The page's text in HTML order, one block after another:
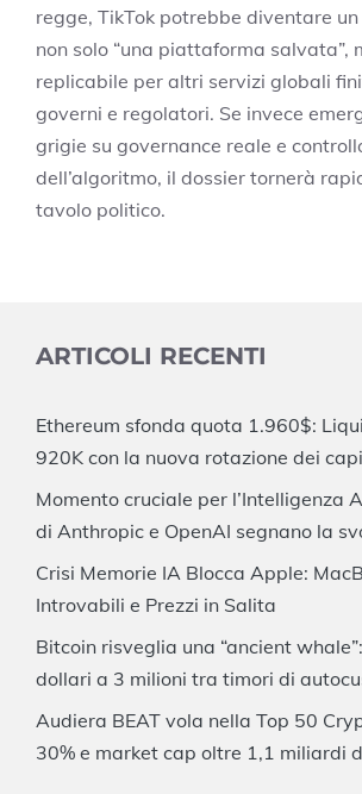
regge, TikTok potrebbe diventare
non solo “una piattaforma salvata”,
replicabile per altri servizi globali
governi e regolatori. Se invece
grigie su governance reale e
dell’algoritmo, il dossier tornerà
tavolo politico.
ARTICOLI RECENTI
Ethereum sfonda quota 1.960$:
920K con la nuova rotazione dei
Momento cruciale per l’Intelligenza
di Anthropic e OpenAI segnano la
Crisi Memorie IA Blocca Apple:
Introvabili e Prezzi in Salita
Bitcoin risveglia una “ancient
dollari a 3 milioni tra timori di
Audiera BEAT vola nella Top 50
30% e market cap oltre 1,1 miliardi